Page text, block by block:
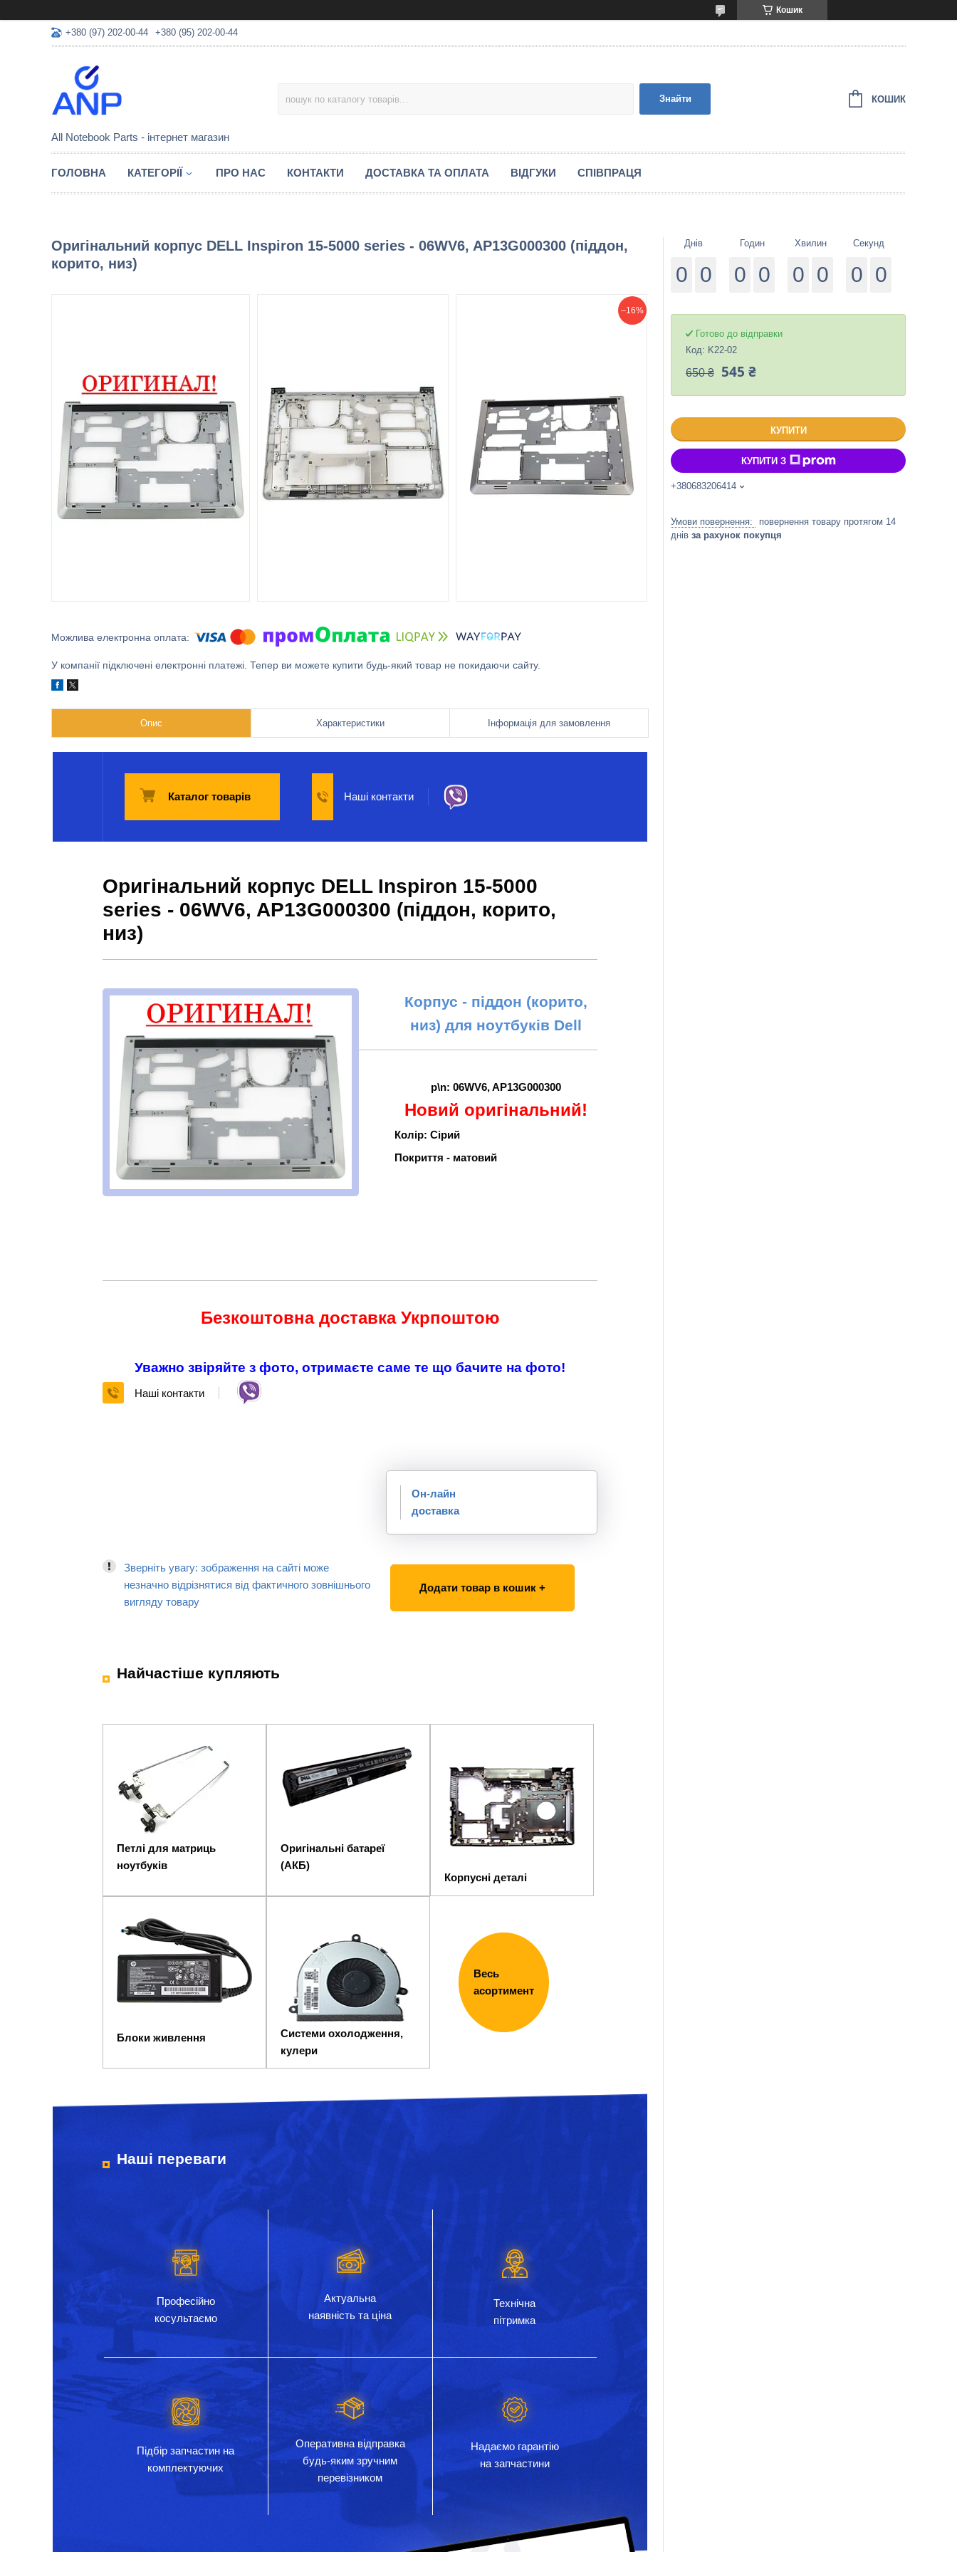
Кошик
+380 (97) 202-00-44 +380 (95) 202-00-44
All Notebook Parts - інтернет магазин
Знайти КОШИК
ГОЛОВНА КАТЕГОРІЇ ПРО НАС КОНТАКТИ ДОСТАВКА ТА ОПЛАТА ВІДГУКИ СПІВПРАЦЯ
Оригінальний корпус DELL Inspiron 15-5000 series - 06WV6, AP13G000300 (піддон,
корито, низ)
–16%
У компанії підключені електронні платежі. Тепер ви можете купити будь-який товар не покидаючи сайту.
Опис Характеристики Інформація для замовлення
Каталог товарів Наші контакти
Оригінальний корпус DELL Inspiron 15-5000
series - 06WV6, AP13G000300 (піддон, корито,
низ)
Корпус - піддон (корито,
низ) для ноутбуків Dell
p\n: 06WV6, AP13G000300
Новий оригінальний!
Колір: Сірий
Покриття - матовий
Безкоштовна доставка Укрпоштою
Уважно звіряйте з фото, отримаєте саме те що бачите на фото!
Наші контакти
Он-лайн
доставка
Зверніть увагу: зображення на сайті може
незначно відрізнятися від фактичного зовнішнього
вигляду товару
Додати товар в кошик +
Найчастіше купляють
Петлі для матриць
ноутбуків
Оригінальні батареї
(АКБ)
Корпусні деталі
Блоки живлення
Системи охолодження,
кулери
Весь
асортимент
Наші переваги
Професійно
косультаємо
Актуальна
наявність та ціна
Технічна
пітримка
Підбір запчастин на
комплектуючих
Оперативна відправка
будь-яким зручним
перевізником
Надаємо гарантію
на запчастини
Днів
0 0
Годин
0 0
Хвилин
0 0
Секунд
0 0
Готово до відправки
Код: K22-02
650 ₴ 545 ₴
КУПИТИ
КУПИТИ З
+380683206414
повернення товару протягом 14
днів за рахунок покупця